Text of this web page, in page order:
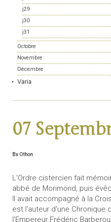
j29
j30
j31
Octobre
Novembre
Décembre
Varia
07
Bx Othon
L'Ordre cistercien fait
abbé de Morimond, puis
Il avait accompagné à la
est l'auteur d'une Chronique
l'Empereur Frédéric